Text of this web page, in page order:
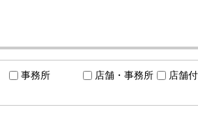
事務所 店舗・事務所 店舗